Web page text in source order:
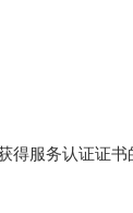
得服务认证证书